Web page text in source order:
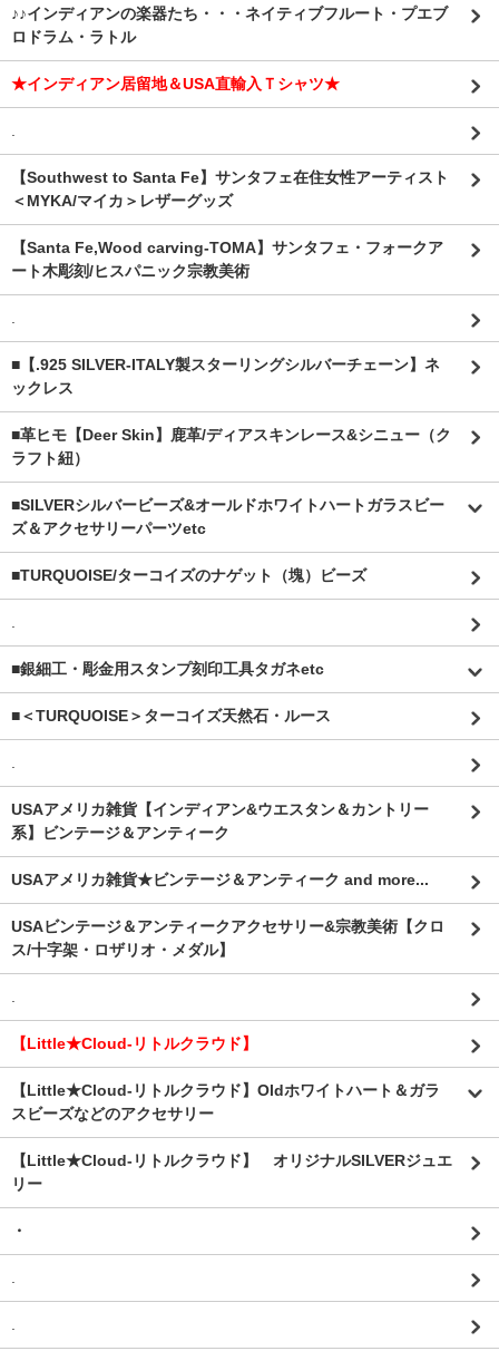
♪♪インディアンの楽器たち・・・ネイティブフルート・プエブ
ロドラム・ラトル
★インディアン居留地＆USA直輸入Ｔシャツ★
【Southwest to Santa Fe】サンタフェ在住女性アーティスト
＜MYKA/マイカ＞レザーグッズ
【Santa Fe,Wood carving-TOMA】サンタフェ・フォークア
ート木彫刻/ヒスパニック宗教美術
■【.925 SILVER-ITALY製スターリングシルバーチェーン】ネ
ックレス
■革ヒモ【Deer Skin】鹿革/ディアスキンレース&シニュー（ク
ラフト紐）
■SILVERシルバービーズ&オールドホワイトハートガラスビー
ズ＆アクセサリーパーツetc
■TURQUOISE/ターコイズのナゲット（塊）ビーズ
■銀細工・彫金用スタンプ刻印工具タガネetc
■＜TURQUOISE＞ターコイズ天然石・ルース
USAアメリカ雑貨【インディアン&ウエスタン＆カントリー
系】ビンテージ＆アンティーク
USAアメリカ雑貨★ビンテージ＆アンティーク and more...
USAビンテージ＆アンティークアクセサリー&宗教美術【クロ
ス/十字架・ロザリオ・メダル】
【Little★Cloud-リトルクラウド】
【Little★Cloud-リトルクラウド】Oldホワイトハート＆ガラ
スビーズなどのアクセサリー
【Little★Cloud-リトルクラウド】 オリジナルSILVERジュエ
リー
・